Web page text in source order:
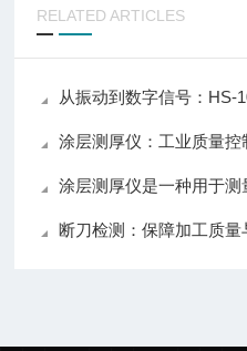
RELATED ARTICLES
从振动到数字信号：HS-
涂层测厚仪：工业质量控
涂层测厚仪是一种用于
断刀检测：保障加工质